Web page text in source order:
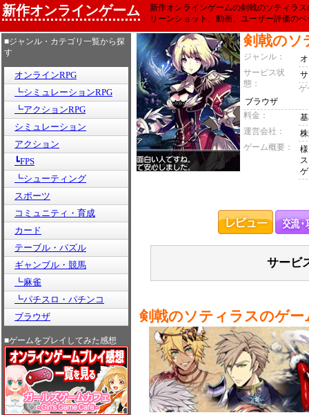
新作オンラインゲーム
新作オンラインゲームの剣戟のソティラ
リーンショット、動画、ユーザー評価の
■ジャンル・カテゴリ一覧から探
す
オンラインRPG
┗シミュレーションRPG
┗アクションRPG
シミュレーション
アクション
┗FPS
┗シューティング
スポーツ
コミュニティ・育成
カード
テーブル・パズル
ギャンブル・競馬
┗麻雀
┗パチスロ・パチンコ
ブラウザ
■ゲームをプレイしてみた感想
剣戟のソ
ジャンル：
サービス状
態：
ゲ
ブラウザ
料金：
運営会社：
ゲーム概要：
サービ
剣戟のソティラスのゲー